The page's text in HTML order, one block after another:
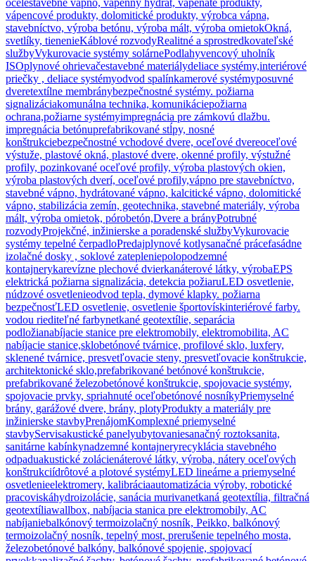
ocelestavebné vápno, vápenný hydrát, vápenaté produkty,
vápencové produkty, dolomitické produkty, výrobca vápna,
stavebníctvo, výroba betónu, výroba mált, výroba omietokOkná,
svetlíky, tienenieKáblové rozvodyRealitné a sprostredkovateľské
službyVykurovacie systémy solárnePodlahyvencový uholník
ISOplynové ohrievačestavebné materiálydeliace systémy,interiérové
priečky , deliace systémyodvod spalínkamerové systémyposuvné
dveretextílne membránybezpečnostné systémy. požiarna
signalizáciakomunálna technika, komunikáciepožiarna
ochrana,požiarne systémyimpregnácia pre zámkovú dlažbu.
impregnácia betónuprefabrikované stĺpy, nosné
konštrukciebezpečnostné vchodové dvere, oceľové dvereoceľové
výstuže, plastové okná, plastové dvere, okenné profily, výstužné
profily, pozinkované oceľové profily, výroba plastových okien,
výroba plastových dverí, oceľové profily,vápno pre stavebníctvo,
stavebné vápno, hydrátované vápno, kalcitické vápno, dolomitické
vápno, stabilizácia zemín, geotechnika, stavebné materiály, výroba
mált, výroba omietok, pórobetón,Dvere a brányPotrubné
rozvodyProjekčné, inžinierske a poradenské službyVykurovacie
systémy tepelné čerpadloPredajplynové kotlysanačné prácefasádne
izolačné dosky , soklové zatepleniepolopodzemné
kontajnerykarevízne plechové dvierkanáterové látky, výrobaEPS
elektrická požiarna signalizácia, detekcia požiaruLED osvetlenie,
núdzové osvetlenieodvod tepla, dymové klapky. požiarna
bezpečnosťLED osvetlenie, osvetlenie športovískinteriérové farby.
vodou riediteľné farbynetkané geotextílie, separácia
podložianabíjacie stanice pre elektromobily, elektromobilita, AC
nabíjacie stanice,sklobetónové tvárnice, profilové sklo, luxfery,
sklenené tvárnice, presvetľovacie steny, presvetľovacie konštrukcie,
architektonické sklo,prefabrikované betónové konštrukcie,
prefabrikované železobetónové konštrukcie, spojovacie systémy,
spojovacie prvky, spriahnuté oceľobetónové nosníkyPriemyselné
brány, garážové dvere, brány, plotyProdukty a materiály pre
inžinierske stavbyPrenájomKomplexné priemyselné
stavbyServisakustické panelyubytovaniesanačný roztoksanita,
sanitárne kabínkynadzemné kontajneryrecyklácia stavebného
odpaduakustické zolácienáterové látky, výroba, nátery oceľových
konštrukciídrôtové a plotové systémyLED lineárne a priemyselné
osvetlenieelektromery, kalibráciaautomatizácia výroby, robotické
pracoviskáhydroizolácie, sanácia murivanetkaná geotextília, filtračná
geotextíliawallbox, nabíjacia stanica pre elektromobily, AC
nabíjaniebalkónový termoizolačný nosník, Peikko, balkónový
termoizolačný nosník, tepelný most, prerušenie tepelného mosta,
železobetónové balkóny, balkónové spojenie, spojovací